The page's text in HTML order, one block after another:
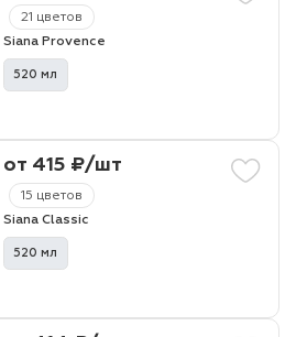
21 цветов
Siana Provence
520 мл
15 цветов
от 415 ₽/шт
Siana Classic
520 мл